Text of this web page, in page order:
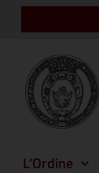
L’Ordine